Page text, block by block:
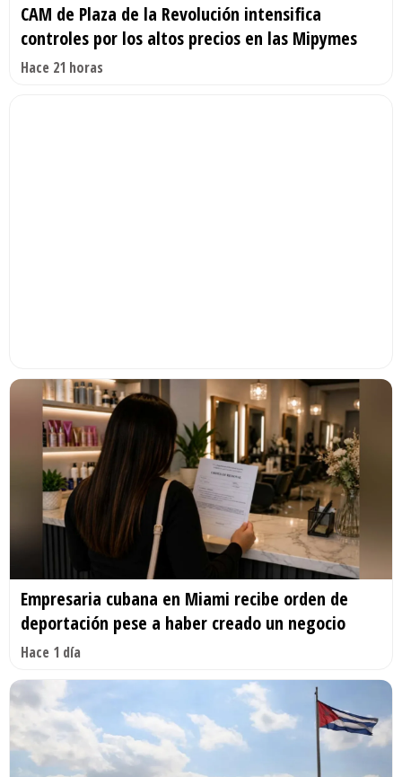
CAM de Plaza de la Revolución intensifica
controles por los altos precios en las Mipymes
Hace 21 horas
Empresaria cubana en Miami recibe orden de
deportación pese a haber creado un negocio
Hace 1 día